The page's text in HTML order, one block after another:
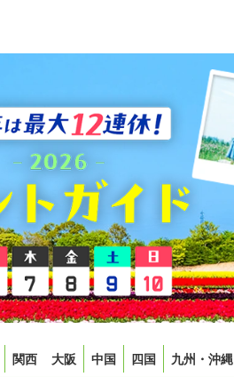
関西 大阪 中国 四国 九州・沖縄